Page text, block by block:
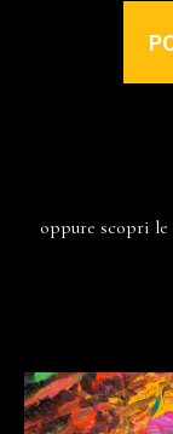
oppure scopri le